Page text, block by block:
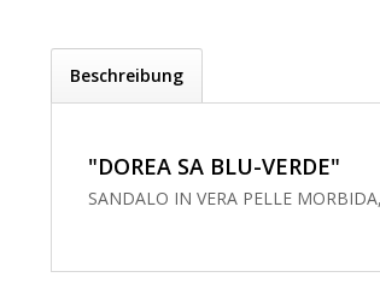
Beschreibung
"DOREA SA BLU-VERDE"
SANDALO IN VERA PELLE